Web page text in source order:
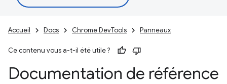
Accueil Docs Chrome DevTools Panneaux
Ce contenu vous a-t-il été utile ?
Documentation de référence